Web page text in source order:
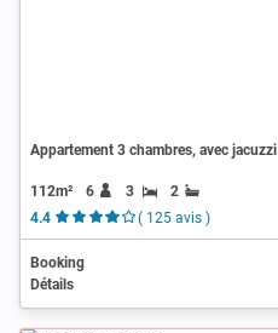
Appartement 3 chambres, avec jacuzzi
112m² 6 3
2
4.4
( 125 avis )
Booking
Détails